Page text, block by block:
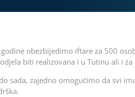
obezbijedimo iftare za 500
biti realizovana i u Tutinu ali i
sada, zajedno omogućimo da svi